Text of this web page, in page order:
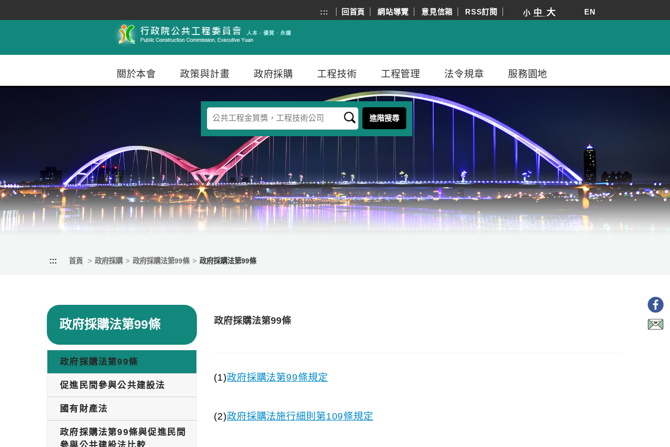
行政院公共工程委員會 ::: 回首頁 網站導覽 意見信箱 RSS訂閱 小 中 大 EN
關於本會 政策與計畫 政府採購 工程技術 工程管理 法令規章 服務園地
查
條
進階搜尋
::: 首頁 政府採購 政府採購法第99條 政府採購法第99條
政府採購法第99條
政府採購法第99條
促進民間參與公共建設法
國有財產法
政府採購法第99條與促進民間
參與公共建設法比較
政府採購法第99條
(1)政府採購法第99條規定
(2)政府採購法施行細則第109條規定